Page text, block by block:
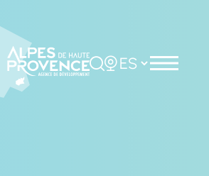
Rechercher
Choisir la langue